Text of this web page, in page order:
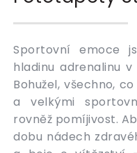
Sportovní emoce
hladinu adrenalinu
Bohužel, všechno,
a velkými
rovněž pomíjivost.
dobu nádech